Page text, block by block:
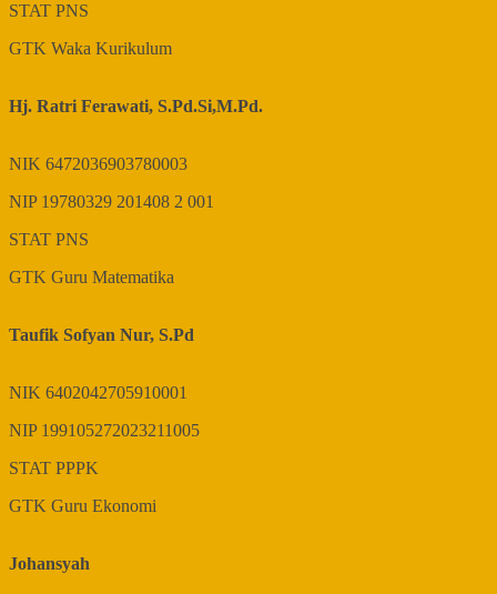
STAT PNS
GTK Waka Kurikulum
Hj. Ratri Ferawati, S.Pd.Si,M.Pd.
NIK 6472036903780003
NIP 19780329 201408 2 001
STAT PNS
GTK Guru Matematika
Taufik Sofyan Nur, S.Pd
NIK 6402042705910001
NIP 199105272023211005
STAT PPPK
GTK Guru Ekonomi
Johansyah